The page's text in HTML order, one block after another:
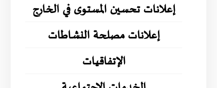
إعلانات تحسين المستوى في الخارج
إعلانات مصلحة النشاطات
الإتفاقيات